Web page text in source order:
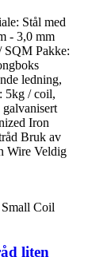
Stål med
- 3,0 mm
SQM Pakke:
ledning,
5kg / coil,
Iron
Bruk av
Wire Veldig
liten